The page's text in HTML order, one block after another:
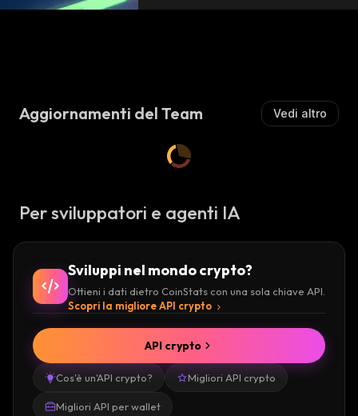
Aggiornamenti del Team Vedi altro
Per sviluppatori e agenti IA
Sviluppi nel mondo crypto?
Ottieni i dati dietro CoinStats con una sola chiave API.
Scopri la migliore API crypto
Cos'è un'API crypto? Migliori API crypto
Migliori API per wallet
API crypto